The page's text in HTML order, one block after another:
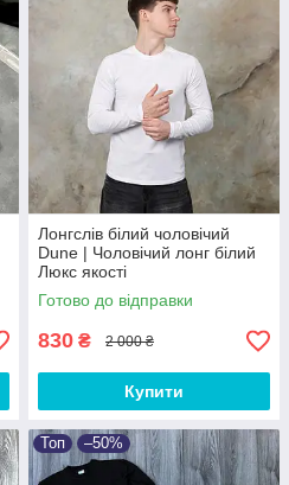
Лонгслів білий чоловічий
Dune | Чоловічий лонг білий
Люкс якості
Готово до відправки
830 ₴ 2 000 ₴
Купити
Топ –50%